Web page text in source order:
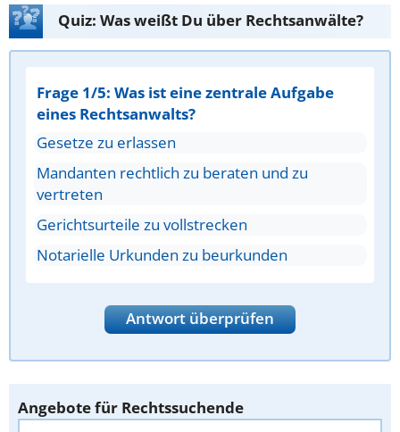
Quiz: Was weißt Du über Rechtsanwälte?
Frage 1/5: Was ist eine zentrale Aufgabe
eines Rechtsanwalts?
Gesetze zu erlassen
Mandanten rechtlich zu beraten und zu
vertreten
Gerichtsurteile zu vollstrecken
Notarielle Urkunden zu beurkunden
Antwort überprüfen
Angebote für Rechtssuchende